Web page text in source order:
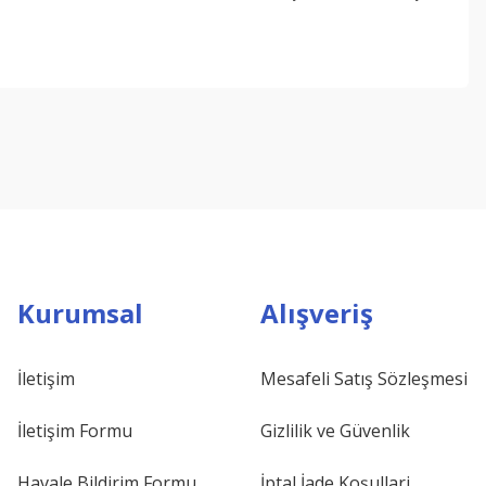
Kurumsal
İletişim
İletişim Formu
Alışveriş
Mesafeli Satış Sözleşmesi
Gizlilik ve Güvenlik